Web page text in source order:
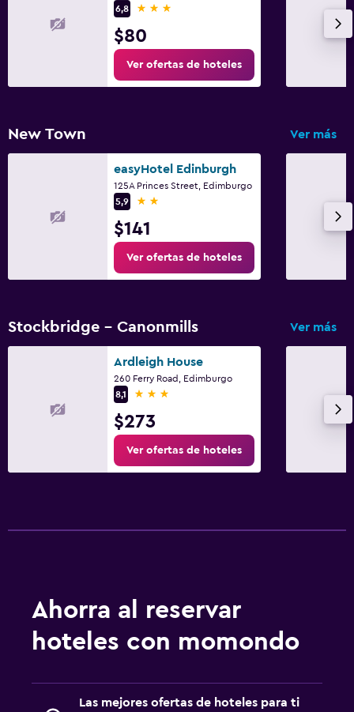
6,8
3 estrellas
$80
Ver ofertas de hoteles
New Town Ver más
easyHotel Edinburgh
125A Princes Street, Edimburgo
5,9
2 estrellas
$141
Ver ofertas de hoteles
Stockbridge - Canonmills Ver más
Ardleigh House
260 Ferry Road, Edimburgo
8,1
3 estrellas
$273
Ver ofertas de hoteles
Ahorra al reservar
hoteles con momondo
Las mejores ofertas de hoteles para ti